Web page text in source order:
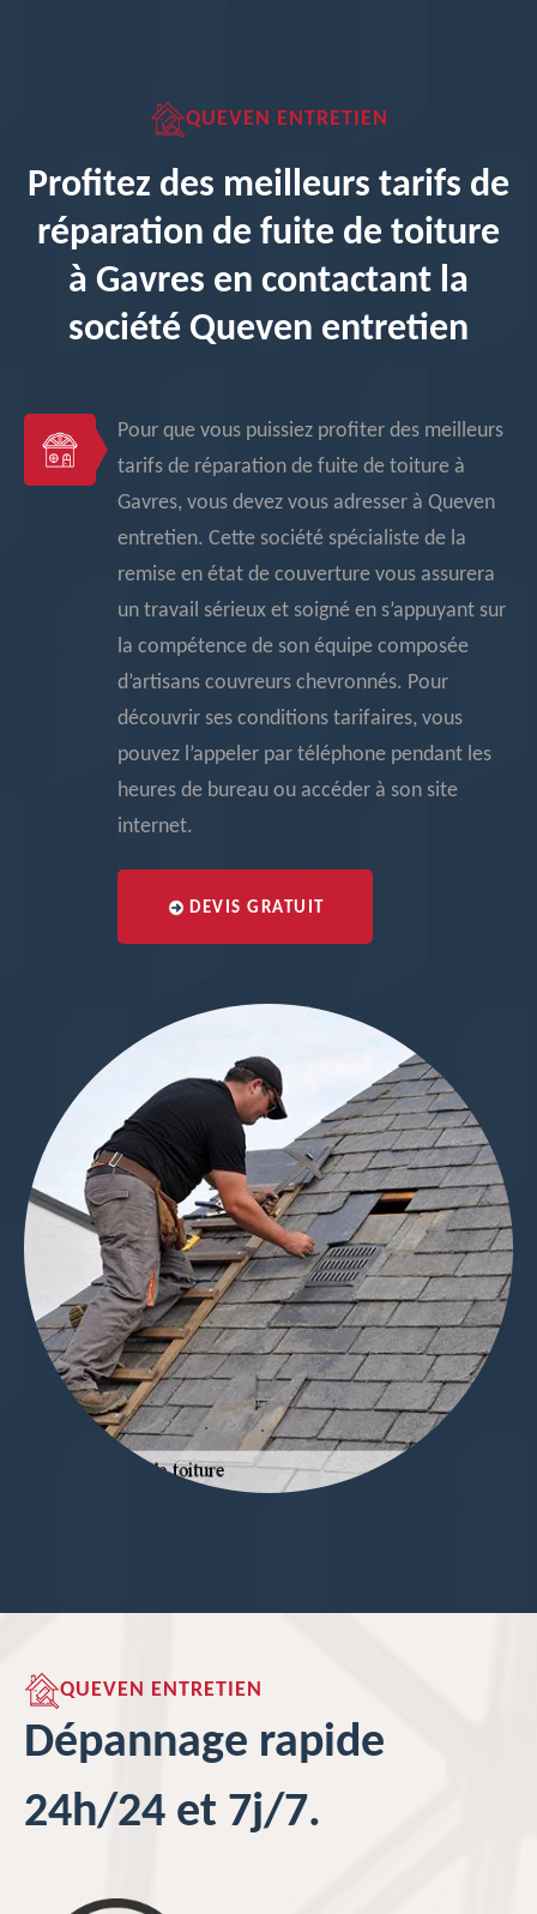
QUEVEN ENTRETIEN
Profitez des meilleurs tarifs de
réparation de fuite de toiture
à Gavres en contactant la
société Queven entretien
Pour que vous puissiez profiter des meilleurs
tarifs de réparation de fuite de toiture à
Gavres, vous devez vous adresser à Queven
entretien. Cette société spécialiste de la
remise en état de couverture vous assurera
un travail sérieux et soigné en s’appuyant sur
la compétence de son équipe composée
d’artisans couvreurs chevronnés. Pour
découvrir ses conditions tarifaires, vous
pouvez l’appeler par téléphone pendant les
heures de bureau ou accéder à son site
internet.
DEVIS GRATUIT
QUEVEN ENTRETIEN
Dépannage rapide
24h/24 et 7j/7.